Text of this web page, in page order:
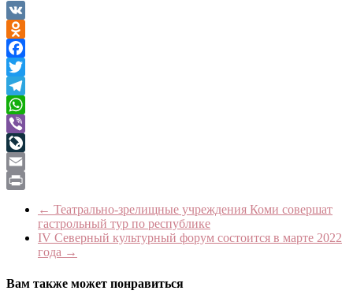
VK
Odnoklassniki
Facebook
Twitter
Telegram
WhatsApp
Viber
LiveJournal
Email
← Театрально-зрелищные учреждения Коми совершат
гастрольный тур по республике
IV Северный культурный форум состоится в марте 2022
года →
Вам также может понравиться